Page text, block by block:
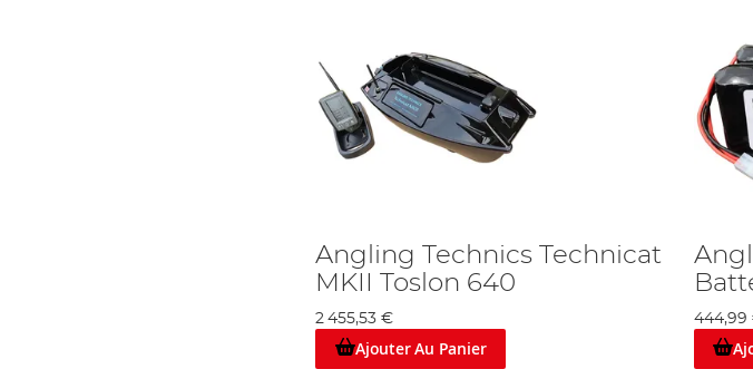
Angling Technics Technicat
MKII Toslon 640
2 455,53 €
Ajouter Au Panier
444,99